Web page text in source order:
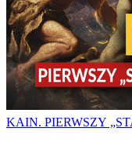
KAIN. PIERWSZY